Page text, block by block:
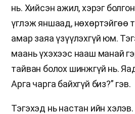
нь. Хийсэн ажил, хэрэг
үглэж яншаад, нөхөртэйгөө
амар заяа үзүүлэхгүй юм.
маань үхэхээс нааш манай
тайван болох шинжгүй нь.
Арга чарга байхгүй биз?” гэв.
Тэгэхэд нь настан ийн хэлэв.